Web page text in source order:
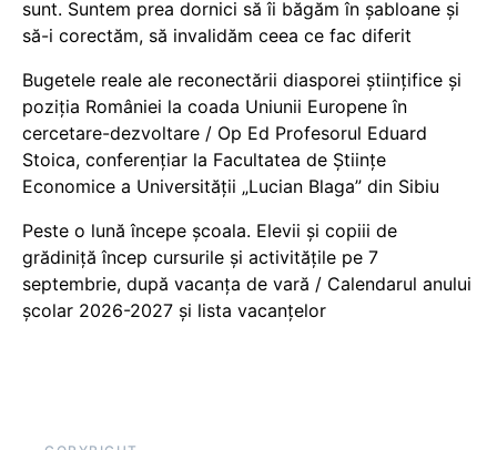
sunt. Suntem prea dornici să îi băgăm în șabloane și
să-i corectăm, să invalidăm ceea ce fac diferit
Bugetele reale ale reconectării diasporei științifice și
poziția României la coada Uniunii Europene în
cercetare-dezvoltare / Op Ed Profesorul Eduard
Stoica, conferențiar la Facultatea de Științe
Economice a Universității „Lucian Blaga” din Sibiu
Peste o lună începe școala. Elevii și copiii de
grădiniță încep cursurile și activitățile pe 7
septembrie, după vacanța de vară / Calendarul anului
școlar 2026-2027 și lista vacanțelor